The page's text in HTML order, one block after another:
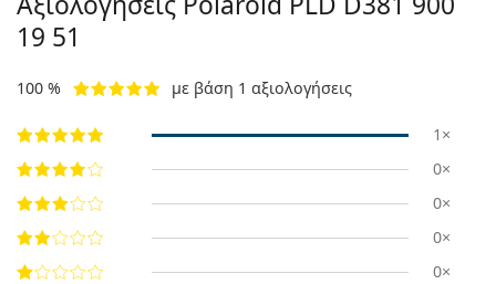
19 51
100 % με βάση 1 αξιολογήσεις
1×
0×
0×
0×
0×